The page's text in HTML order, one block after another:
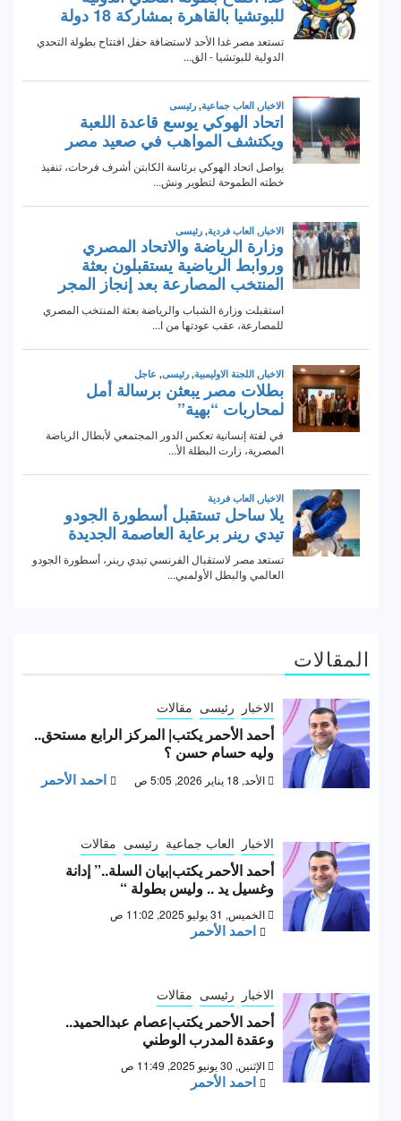
المقالات
الاخبار رئيسى مقالات
أحمد الأحمر يكتب| المركز الرابع مستحق..
وليه حسام حسن ؟
الأحد, 18 يناير 2026, 5:05 ص احمد الأحمر
الاخبار العاب جماعية رئيسى مقالات
أحمد الأحمر يكتب|بيان السلة..” إدانة
وغسيل يد .. وليس بطولة “
الخميس, 31 يوليو 2025, 11:02 ص
احمد الأحمر
الاخبار رئيسى مقالات
أحمد الأحمر يكتب|عصام عبدالحميد..
وعقدة المدرب الوطني
الإثنين, 30 يونيو 2025, 11:49 ص
احمد الأحمر